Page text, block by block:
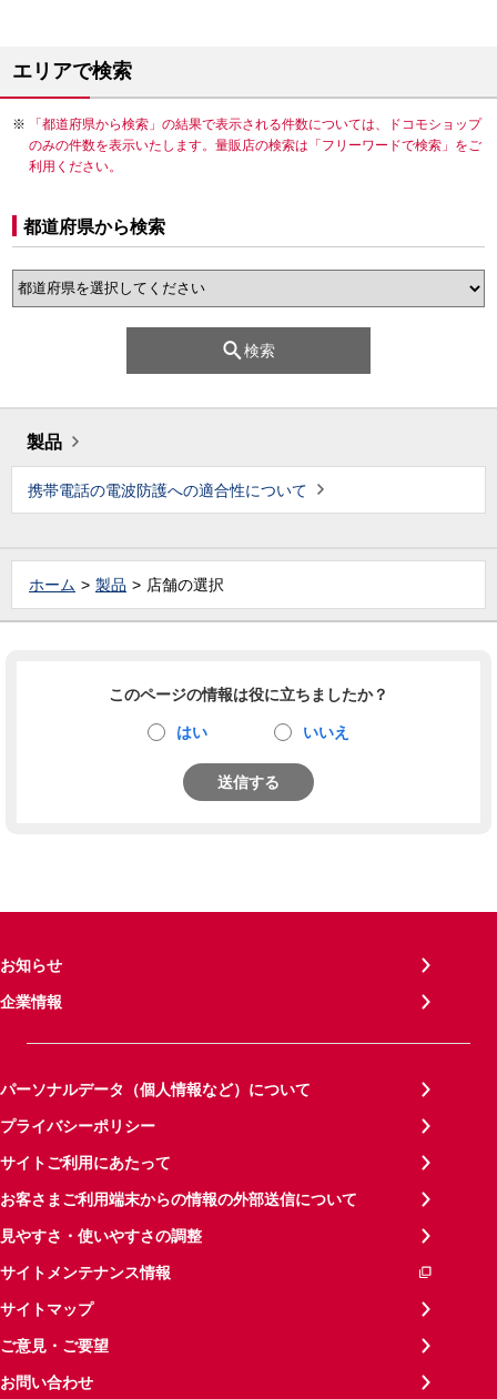
エリアで検索
「都道府県から検索」の結果で表示される件数については、ドコモショップ
のみの件数を表示いたします。量販店の検索は「フリーワードで検索」をご
利用ください。
都道府県から検索
検索
製品
携帯電話の電波防護への適合性について
ホーム 製品 店舗の選択
このページの情報は役に立ちましたか？
はい いいえ
送信する
お知らせ
企業情報
パーソナルデータ（個人情報など）について
プライバシーポリシー
サイトご利用にあたって
お客さまご利用端末からの情報の外部送信について
見やすさ・使いやすさの調整
サイトメンテナンス情報
サイトマップ
ご意見・ご要望
お問い合わせ